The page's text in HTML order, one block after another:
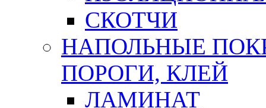
СКОТЧИ
НАПОЛЬНЫЕ
ПОРОГИ, КЛЕЙ
ЛАМИНАТ